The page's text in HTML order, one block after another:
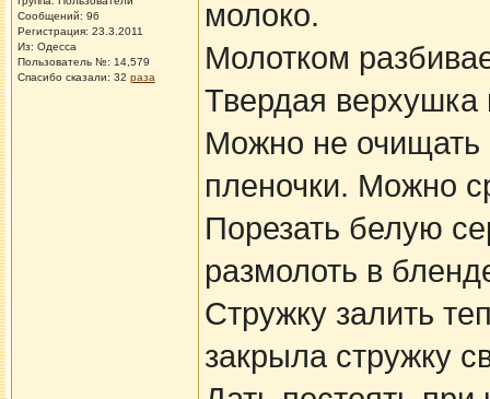
Сообщений: 96
Регистрация: 23.3.2011
Из: Одесса
Пользователь №: 14,579
Спасибо сказали: 32 раза
молоко.
Молотком
Твердая верхушка
Можно не очищать
пленочки. Можно
Порезать белую
размолоть в
Стружку залить
закрыла стружку